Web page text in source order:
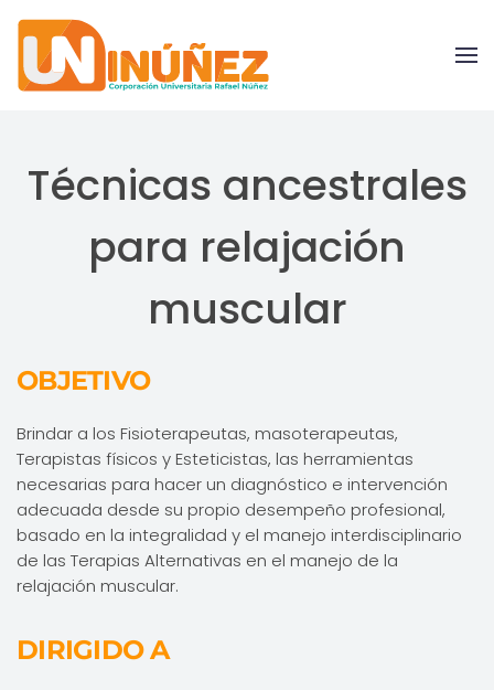
Skip to main content
Técnicas ancestrales
para relajación
muscular
OBJETIVO
Brindar a los Fisioterapeutas, masoterapeutas,
Terapistas físicos y Esteticistas, las herramientas
necesarias para hacer un diagnóstico e intervención
adecuada desde su propio desempeño profesional,
basado en la integralidad y el manejo interdisciplinario
de las Terapias Alternativas en el manejo de la
relajación muscular.
DIRIGIDO A